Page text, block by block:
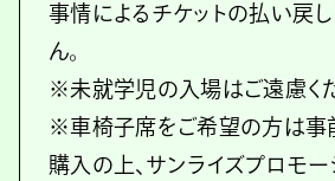
事情によるチケットの払い戻
ん。
※未就学児の入場はご遠慮くだ
※車椅子席をご希望の方は事
購入の上、サンライズプロモ